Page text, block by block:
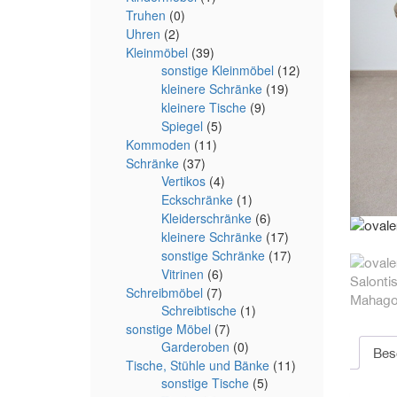
Truhen (0)
Uhren (2)
Kleinmöbel (39)
sonstige Kleinmöbel (12)
kleinere Schränke (19)
kleinere Tische (9)
Spiegel (5)
Kommoden (11)
Schränke (37)
Vertikos (4)
Eckschränke (1)
Kleiderschränke (6)
kleinere Schränke (17)
sonstige Schränke (17)
Vitrinen (6)
Schreibmöbel (7)
Schreibtische (1)
sonstige Möbel (7)
Garderoben (0)
Tische, Stühle und Bänke (11)
sonstige Tische (5)